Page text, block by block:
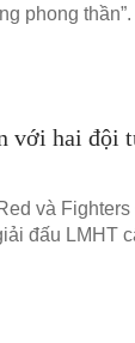
phong thần”.
với hai đội
và
đấu LMHT